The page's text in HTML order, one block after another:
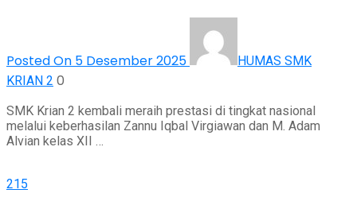
Posted On 5 Desember 2025
HUMAS SMK
KRIAN 2 0
SMK Krian 2 kembali meraih prestasi di tingkat nasional
melalui keberhasilan Zannu Iqbal Virgiawan dan M. Adam
Alvian kelas XII …
215